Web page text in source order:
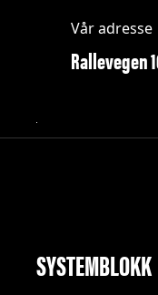
Vår adresse
Rallevegen
SYSTEMBLOKK